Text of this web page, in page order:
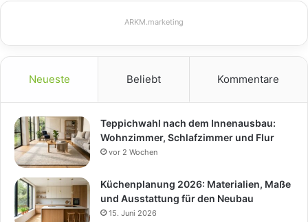
ARKM.marketing
Neueste Beliebt Kommentare
Teppichwahl nach dem Innenausbau:
Wohnzimmer, Schlafzimmer und Flur
vor 2 Wochen
Küchenplanung 2026: Materialien, Maße
und Ausstattung für den Neubau
15. Juni 2026